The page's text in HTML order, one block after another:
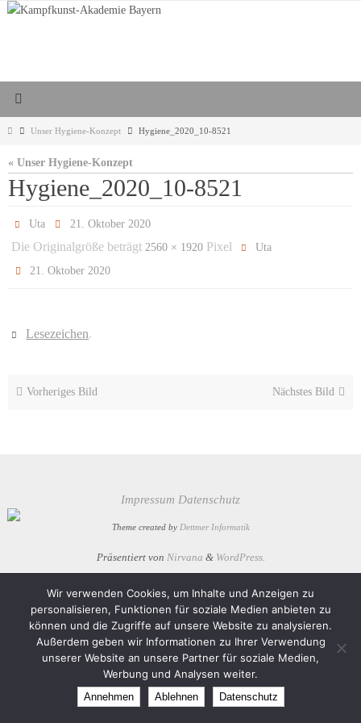
Zum
StartUnser Hygiene-Konzept Hygiene_2020_10-8521
« Unser Hygiene-Konzept
Hygiene_2020_10-8521
Uta 21. Oktober 2020
Die Originalgröße beträgt 2560 × 1920 Pixel
Uta
21. Oktober 2020
Lesezeichen.
Vorheriges Bild Nächstes Bild
Impressum Datenschutz
Theme created by Dettmer Informatik
Präsentiert von Nirvana & WordPress.
Wir verwenden Cookies, um Inhalte und Anzeigen zu
personalisieren, Funktionen für soziale Medien anbieten zu
können und die Zugriffe auf unsere Website zu analysieren.
Außerdem geben wir Informationen zu Ihrer Verwendung
unserer Website an unsere Partner für soziale Medien,
Werbung und Analysen weiter.
Annehmen Ablehnen Datenschutz